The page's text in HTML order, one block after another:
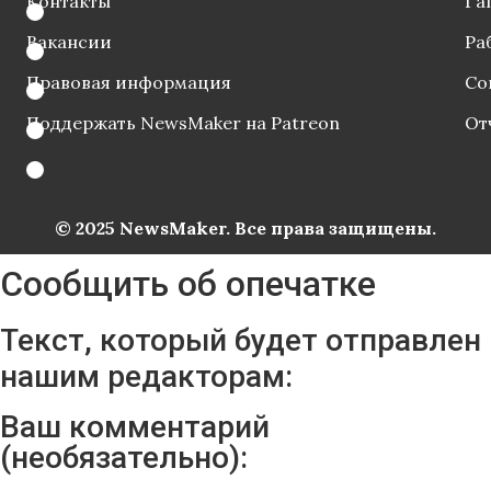
Вакансии
Правовая информация
Поддержать NewsMaker на Patreon
© 2025 NewsMaker. Все права защищены.
Сообщить об опечатке
Текст, который будет отправлен
нашим редакторам:
Ваш комментарий
(необязательно):